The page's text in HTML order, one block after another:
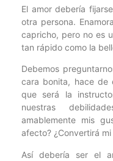
El amor debería
otra persona.
capricho, pero no es
tan rápido como la
Debemos
cara bonita, hace de
que será la
nuestras
amablemente mis
afecto? ¿Convertirá
Así debería ser el